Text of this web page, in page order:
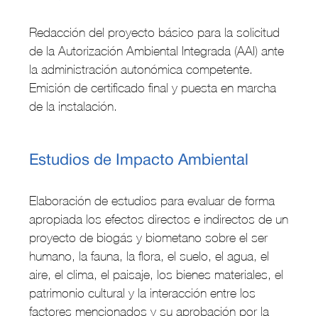
Redacción del proyecto básico para la solicitud
de la Autorización Ambiental Integrada (AAI) ante
la administración autonómica competente.
Emisión de certificado final y puesta en marcha
de la instalación.
Estudios de Impacto Ambiental
Elaboración de estudios para evaluar de forma
apropiada los efectos directos e indirectos de un
proyecto de biogás y biometano sobre el ser
humano, la fauna, la flora, el suelo, el agua, el
aire, el clima, el paisaje, los bienes materiales, el
patrimonio cultural y la interacción entre los
factores mencionados y su aprobación por la